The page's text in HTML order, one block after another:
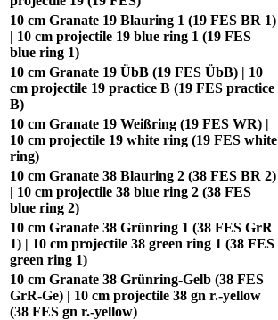
10 cm Granate 19 Blauring 1 (19 FES BR 1)
| 10 cm projectile 19 blue ring 1 (19 FES
blue ring 1)
10 cm Granate 19 ÜbB (19 FES ÜbB) | 10
cm projectile 19 practice B (19 FES practice
B)
10 cm Granate 19 Weißring (19 FES WR) |
10 cm projectile 19 white ring (19 FES white
ring)
10 cm Granate 38 Blauring 2 (38 FES BR 2)
| 10 cm projectile 38 blue ring 2 (38 FES
blue ring 2)
10 cm Granate 38 Grünring 1 (38 FES GrR
1) | 10 cm projectile 38 green ring 1 (38 FES
green ring 1)
10 cm Granate 38 Grünring-Gelb (38 FES
GrR-Ge) | 10 cm projectile 38 gn r.-yellow
(38 FES gn r.-yellow)